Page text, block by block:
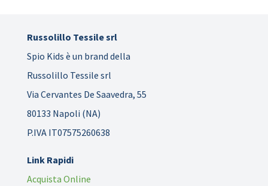
Russolillo Tessile srl
Spio Kids è un brand della
Russolillo Tessile srl
Via Cervantes De Saavedra, 55
80133 Napoli (NA)
P.IVA IT07575260638
Link Rapidi
Acquista Online